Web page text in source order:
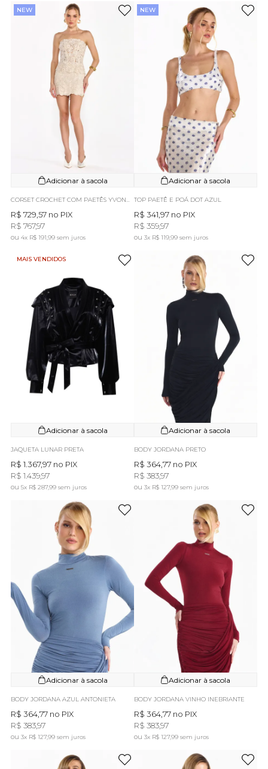
NEW
Adicionar à sacola
CORSET CROCHET COM PAETÊS YVONNE BEGE
R$ 729,57 no PIX
R$ 767,97
4x R$ 191,99sem juros
NEW
Adicionar à sacola
TOP PAETÊ E POÁ DOT AZUL
R$ 341,97 no PIX
R$ 359,97
3x R$ 119,99 sem juros
MAIS VENDIDOS
Adicionar à sacola
JAQUETA LUNAR PRETA
R$ 1.367,97 no PIX
R$ 1.439,97
5x R$ 287,99sem juros
Adicionar à sacola
BODY JORDANA PRETO
R$ 364,77 no PIX
R$ 383,97
3x R$ 127,99 sem juros
Adicionar à sacola
BODY JORDANA AZUL ANTONIETA
R$ 364,77 no PIX
R$ 383,97
3x R$ 127,99sem juros
Adicionar à sacola
BODY JORDANA VINHO INEBRIANTE
R$ 364,77 no PIX
R$ 383,97
3x R$ 127,99 sem juros